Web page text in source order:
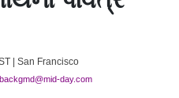
| San Francisco
day.com